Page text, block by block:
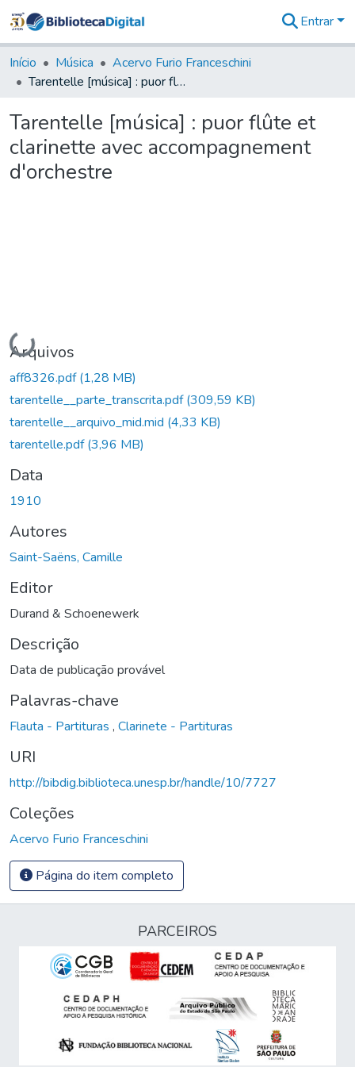
&
Coleções
Tudo na
Digital
Estatísticas
Entrar
Início Música
Acervo Furio Franceschini
Tarentelle [música] : puor flûte et clarinette avec accompagnement d'orchestre
Tarentelle [música] : puor flûte et
clarinette avec accompagnement
d'orchestre
Carregando...
Arquivos
aff8326.pdf(1,28 MB)
tarentelle__parte_transcrita.pdf(309,59 KB)
tarentelle__arquivo_mid.mid (4,33 KB)
tarentelle.pdf(3,96 MB)
Data
1910
Autores
Saint-Saëns, Camille
Editor
Durand & Schoenewerk
Descrição
Data de publicação provável
Palavras-chave
Flauta - Partituras , Clarinete - Partituras
URI
http://bibdig.biblioteca.unesp.br/handle/10/7727
Coleções
Acervo Furio Franceschini
Página do item completo
PARCEIROS